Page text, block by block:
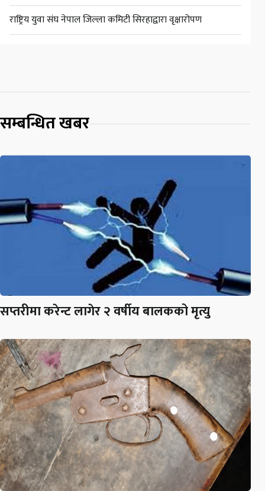
राष्ट्रिय युवा संघ नेपाल जिल्ला कमिटी सिरहाद्वारा वृक्षारोपण
सम्बन्धित खबर
सप्तरीमा करेन्ट लागेर २ वर्षीय बालकको मृत्यु